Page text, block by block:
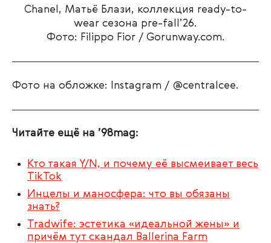
Chanel, Матьё Блази, коллекция ready-to-
wear сезона pre-fall’26.
Фото: Filippo Fior / Gorunway.com.
Фото на обложке: Instagram / @centralcee.
Читайте ещё на ’98mag:
Кто такая Y/N, и почему её высмеивает весь
TikTok
Инцелы и маносфера: что вы обязаны
знать?
Tradwife: эстетика «идеальной жены» и
причём тут скандал Ballerina Farm